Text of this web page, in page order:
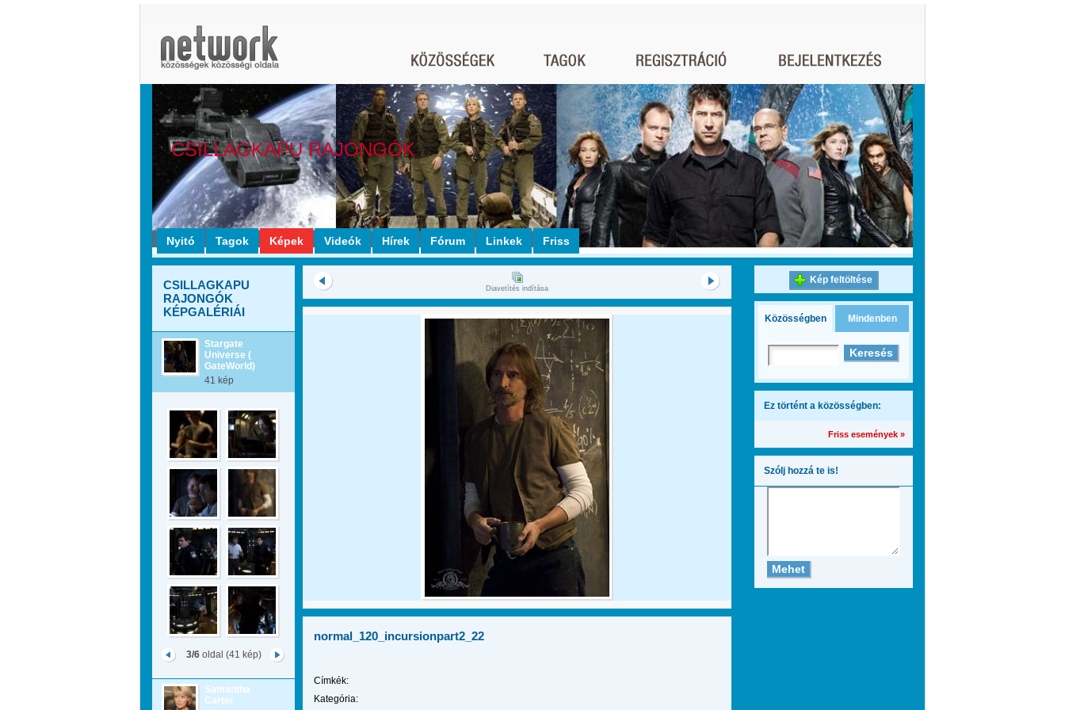
CSILLAGKAPU RAJONGÓK
Nyitó Tagok Képek Videók Hírek Fórum Linkek Friss
CSILLAGKAPU
RAJONGÓK
KÉPGALÉRIÁI
Stargate
Universe (
GateWorld)
41 kép
3/6oldal (41 kép)
Samantha
Carter
Diavetítés indítása
normal_120_incursionpart2_22
Címkék:
Kategória:
Kép feltöltése
Közösségben Mindenben
Ez történt a közösségben:
Friss események »
Szólj hozzá te is!